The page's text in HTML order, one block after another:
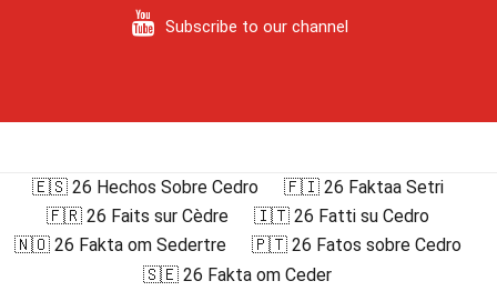
Subscribe to our channel
🇪🇸 26 Hechos Sobre Cedro
🇫🇮 26 Faktaa Setri
🇫🇷 26 Faits sur Cèdre
🇮🇹 26 Fatti su Cedro
🇳🇴 26 Fakta om Sedertre
🇵🇹 26 Fatos sobre Cedro
🇸🇪 26 Fakta om Ceder